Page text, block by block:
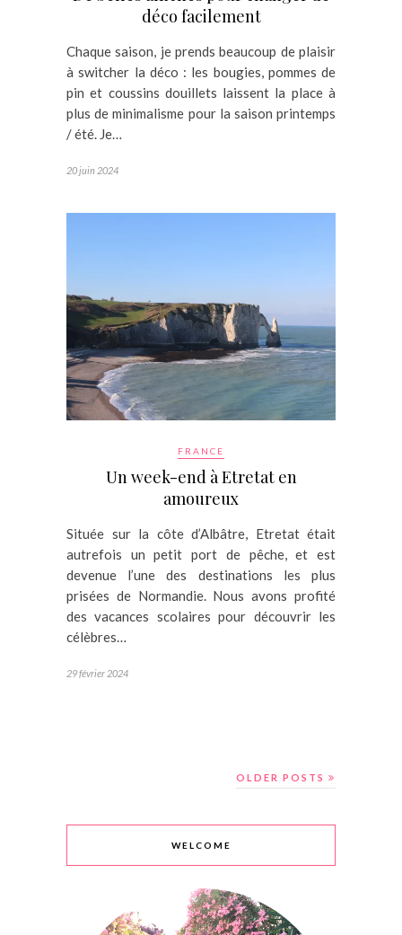
déco facilement
Chaque saison, je prends beaucoup de plaisir
à switcher la déco : les bougies, pommes de
pin et coussins douillets laissent la place à
plus de minimalisme pour la saison printemps
/ été. Je…
20 juin 2024
FRANCE
Un week-end à Etretat en
amoureux
Située sur la côte d’Albâtre, Etretat était
autrefois un petit port de pêche, et est
devenue l’une des destinations les plus
prisées de Normandie. Nous avons profité
des vacances scolaires pour découvrir les
célèbres…
29 février 2024
OLDER POSTS
WELCOME